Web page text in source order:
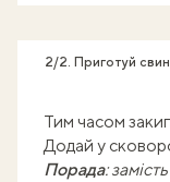
2/2. Приготуй
Тим часом
Додай у
Порада: